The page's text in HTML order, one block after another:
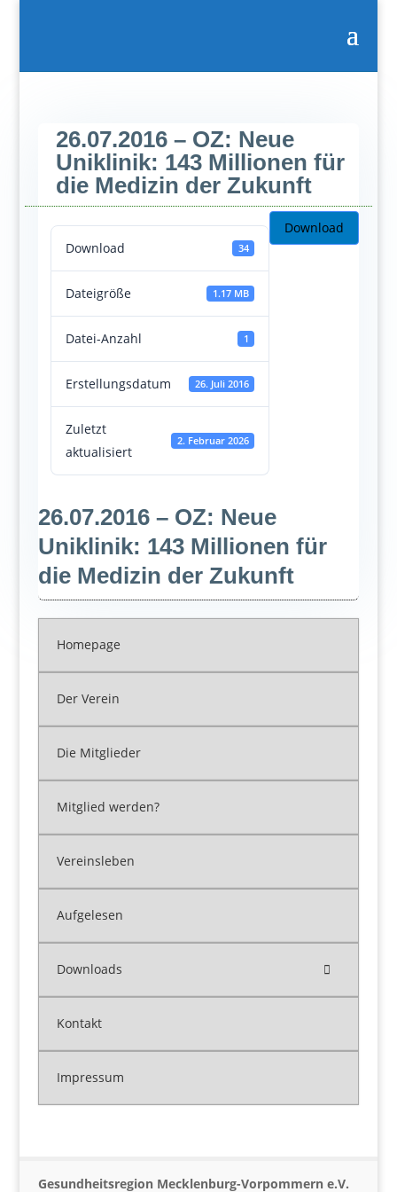
26.07.2016 – OZ: Neue
Uniklinik: 143 Millionen für
die Medizin der Zukunft
Download
Download
34
Dateigröße 1.17 MB
Datei-Anzahl 1
Erstellungsdatum 26. Juli 2016
Zuletzt
aktualisiert
2. Februar 2026
26.07.2016 – OZ: Neue
Uniklinik: 143 Millionen für
die Medizin der Zukunft
Homepage
Der Verein
Die Mitglieder
Mitglied werden?
Vereinsleben
Aufgelesen
Downloads
Kontakt
Impressum
Gesundheitsregion Mecklenburg-Vorpommern e.V.